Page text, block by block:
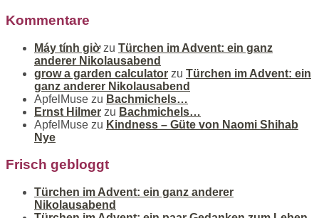
Kommentare
Máy tính giờzu Türchen im Advent: ein ganz
anderer Nikolausabend
grow a garden calculator zu Türchen im Advent: ein
ganz anderer Nikolausabend
ApfelMuse zu Bachmichels…
Ernst Hilmer zu Bachmichels…
ApfelMuse zu Kindness – Güte von Naomi Shihab
Nye
Frisch gebloggt
Türchen im Advent: ein ganz anderer
Nikolausabend